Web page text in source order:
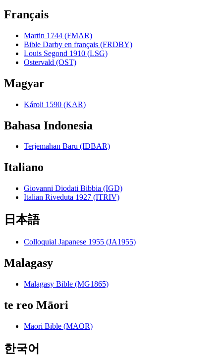
Français
Martin 1744 (FMAR)
Bible Darby en français (FRDBY)
Louis Segond 1910 (LSG)
Ostervald (OST)
Magyar
Károli 1590 (KAR)
Bahasa Indonesia
Terjemahan Baru (IDBAR)
Italiano
Giovanni Diodati Bibbia (IGD)
Italian Riveduta 1927 (ITRIV)
日本語
Colloquial Japanese 1955 (JA1955)
Malagasy
Malagasy Bible (MG1865)
te reo Māori
Maori Bible (MAOR)
한국어